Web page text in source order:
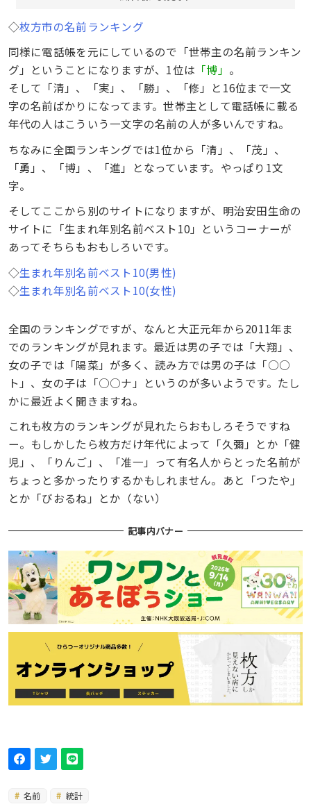
◇枚方市の名前ランキング
同様に電話帳を元にしているので「世帯主の名前ランキン
グ」ということになりますが、1位は 「博」 。
そして「清」、「実」、「勝」、「修」と16位まで一文
字の名前ばかりになってます。世帯主として電話帳に載る
年代の人はこういう一文字の名前の人が多いんですね。
ちなみに全国ランキングでは1位から「清」、「茂」、
「勇」、「博」、「進」となっています。やっぱり1文
字。
そしてここから別のサイトになりますが、明治安田生命の
サイトに「生まれ年別名前ベスト10」というコーナーが
あってそちらもおもしろいです。
◇生まれ年別名前ベスト10(男性)
◇生まれ年別名前ベスト10(女性)
全国のランキングですが、なんと大正元年から2011年ま
でのランキングが見れます。最近は男の子では「大翔」、
女の子では「陽菜」が多く、読み方では男の子は「○○
ト」、女の子は「○○ナ」というのが多いようです。たし
かに最近よく聞きますね。
これも枚方のランキングが見れたらおもしろそうですね
ー。もしかしたら枚方だけ年代によって「久彌」とか「健
児」、「りんご」、「准一」って有名人からとった名前が
ちょっと多かったりするかもしれません。あと「つたや」
とか「びおるね」とか（ない）
記事内バナー
名前 統計